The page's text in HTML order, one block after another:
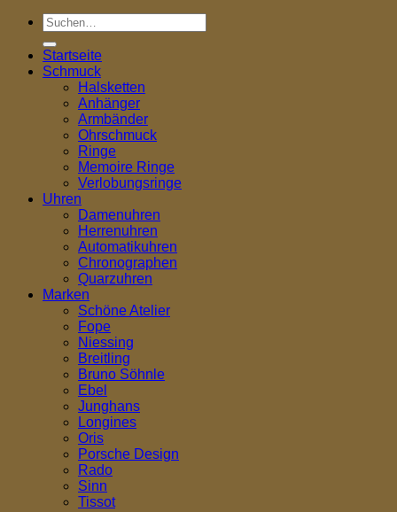
Suchen
nach:
Startseite
Schmuck
Halsketten
Anhänger
Armbänder
Ohrschmuck
Ringe
Memoire Ringe
Verlobungsringe
Uhren
Damenuhren
Herrenuhren
Automatikuhren
Chronographen
Quarzuhren
Marken
Schöne Atelier
Fope
Niessing
Breitling
Bruno Söhnle
Ebel
Junghans
Longines
Oris
Porsche Design
Rado
Sinn
Tissot